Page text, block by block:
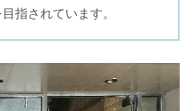
指されています。